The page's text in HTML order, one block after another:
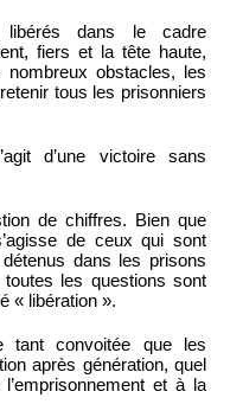
libérés dans le cadre
fiers et la tête haute,
obstacles, les
tous les prisonniers
d’une victoire sans
de chiffres. Bien que
de ceux qui sont
dans les prisons
les questions sont
« libération ».
tant convoitée que les
après génération, quel
et à la